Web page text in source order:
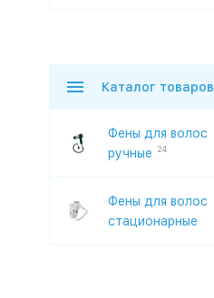
Каталог товаров
Фены для волос
ручные
24
Фены для волос
стационарные